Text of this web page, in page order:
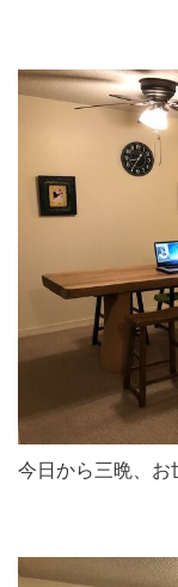
今日から三晩、お